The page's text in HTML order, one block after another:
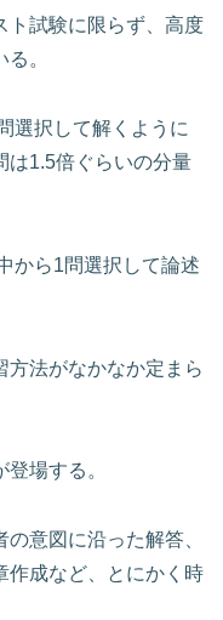
ト試験に限らず、高度
。
選択して解くように
は1.5倍ぐらいの分量
から1問選択して論述
方法がなかなか定まら
場する。
意図に沿った解答、
作成など、とにかく時